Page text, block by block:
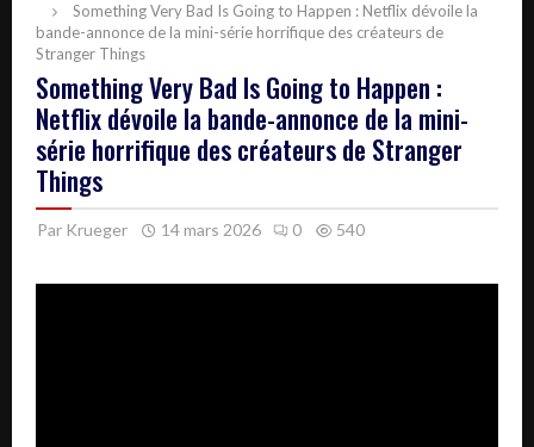
Something Very Bad Is Going to Happen : Netflix dévoile la
bande-annonce de la mini-série horrifique des créateurs de
Stranger Things
Something Very Bad Is Going to Happen :
Netflix dévoile la bande-annonce de la mini-
série horrifique des créateurs de Stranger
Things
Par Krueger 14 mars 2026 0 540